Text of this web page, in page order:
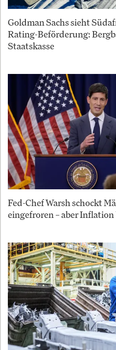
Goldman Sachs sieht
Rating-Beförderung:
Staatskasse
Fed-Chef Warsh schockt
eingefroren – aber